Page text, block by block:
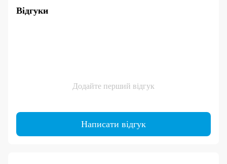
Відгуки
Додайте перший відгук
Написати відгук